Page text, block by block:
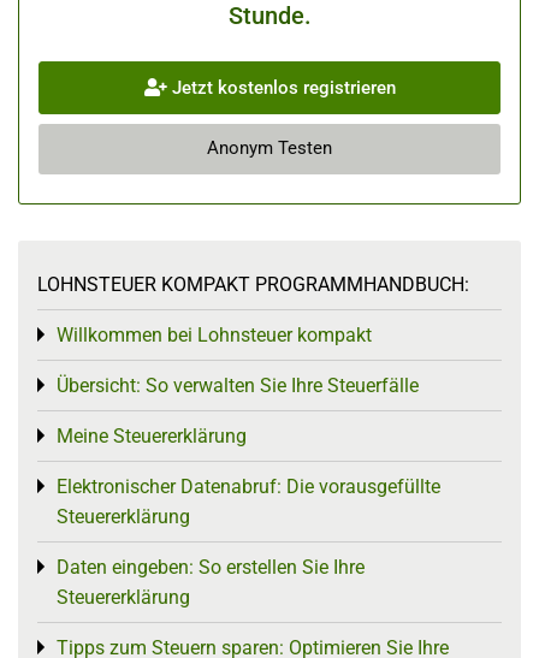
Stunde.
Jetzt kostenlos registrieren
Anonym Testen
LOHNSTEUER KOMPAKT PROGRAMMHANDBUCH:
Willkommen bei Lohnsteuer kompakt
Toggle menu
Übersicht: So verwalten Sie Ihre Steuerfälle
Toggle menu
Meine Steuererklärung
Toggle menu
Elektronischer Datenabruf: Die vorausgefüllte
Steuererklärung
Toggle menu
Daten eingeben: So erstellen Sie Ihre
Steuererklärung
Toggle menu
Tipps zum Steuern sparen: Optimieren Sie Ihre
Toggle menu